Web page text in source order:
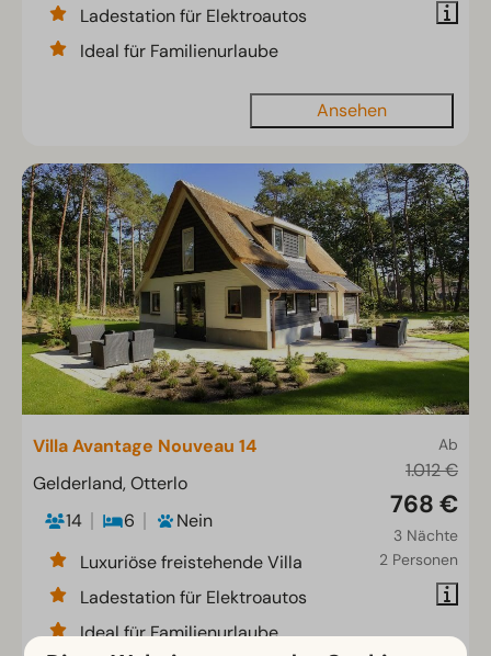
Ladestation für Elektroautos
Ideal für Familienurlaube
Ansehen
Ab
1.012 €
768 €
3 Nächte
2 Personen
Villa Avantage Nouveau 14
Gelderland, Otterlo
14
6
Nein
Luxuriöse freistehende Villa
Ladestation für Elektroautos
Ideal für Familienurlaube